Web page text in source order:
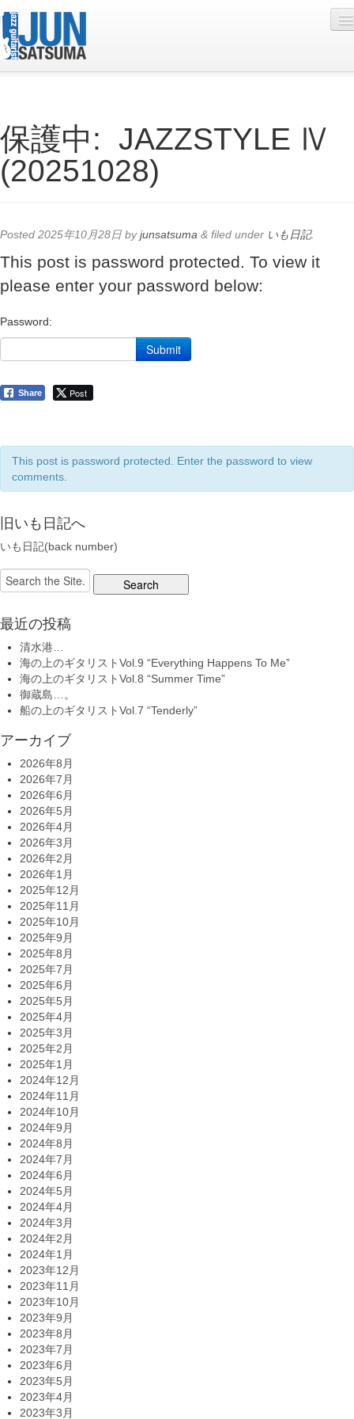
Live Schedule
Discography
Contact
YouTube
Online Lesson
保護中: JAZZSTYLE Ⅳ
(20251028)
Posted 2025年10月28日 byjunsatsuma & filed under いも日記.
This post is password protected. To view it
please enter your password below:
Password:
Share Post
This post is password protected. Enter the password to view
comments.
旧いも日記へ
いも日記(back number)
Search
for:
最近の投稿
清水港…
海の上のギタリストVol.9 “Everything Happens To Me”
海の上のギタリストVol.8 “Summer Time”
御蔵島…。
船の上のギタリストVol.7 “Tenderly”
アーカイブ
2026年8月
2026年7月
2026年6月
2026年5月
2026年4月
2026年3月
2026年2月
2026年1月
2025年12月
2025年11月
2025年10月
2025年9月
2025年8月
2025年7月
2025年6月
2025年5月
2025年4月
2025年3月
2025年2月
2025年1月
2024年12月
2024年11月
2024年10月
2024年9月
2024年8月
2024年7月
2024年6月
2024年5月
2024年4月
2024年3月
2024年2月
2024年1月
2023年12月
2023年11月
2023年10月
2023年9月
2023年8月
2023年7月
2023年6月
2023年5月
2023年4月
2023年3月